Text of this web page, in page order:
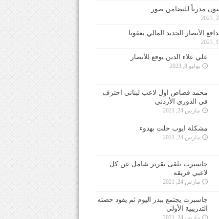
مدرباً للتضامن صور
الأنصار الجديد المالي يعقوبا
علي علاء الدين يوقع للأنصار
يوليو 8, 2023
محمد قصاص اول لاعب لبناني احترف
في الدوري الأردني
مارس 24, 2021
مشكلة ايوب حلت بهدوء
مارس 24, 2021
جاسبرت تلقى تقرير شامل عن كل
لاعبي فريقه
مارس 24, 2021
جاسبرت يجتمع ببدر اليوم ثم يقود حصته
التدريبية الأولى
مارس 24, 2021